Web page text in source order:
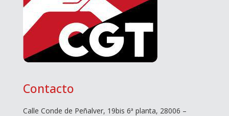
Contacto
Calle Conde de Peñalver, 19bis 6ª planta, 28006 –